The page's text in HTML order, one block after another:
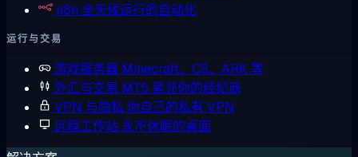
n8n 全天候运行的自动化
运行与交易
游戏服务器 Minecraft、CS、ARK 等
外汇与交易 MT5 紧邻你的经纪商
VPN 与隐私 你自己的私有 VPN
远程工作站 永不休眠的桌面